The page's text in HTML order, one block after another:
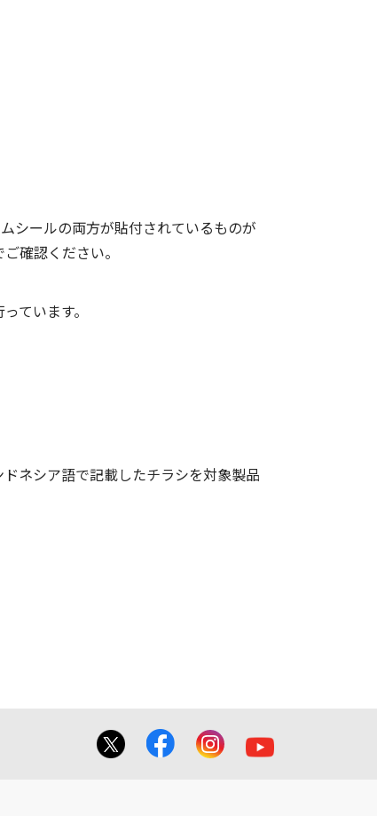
シールの両方が貼付されているものが
確認ください。
ています。
ネシア語で記載したチラシを対象製品